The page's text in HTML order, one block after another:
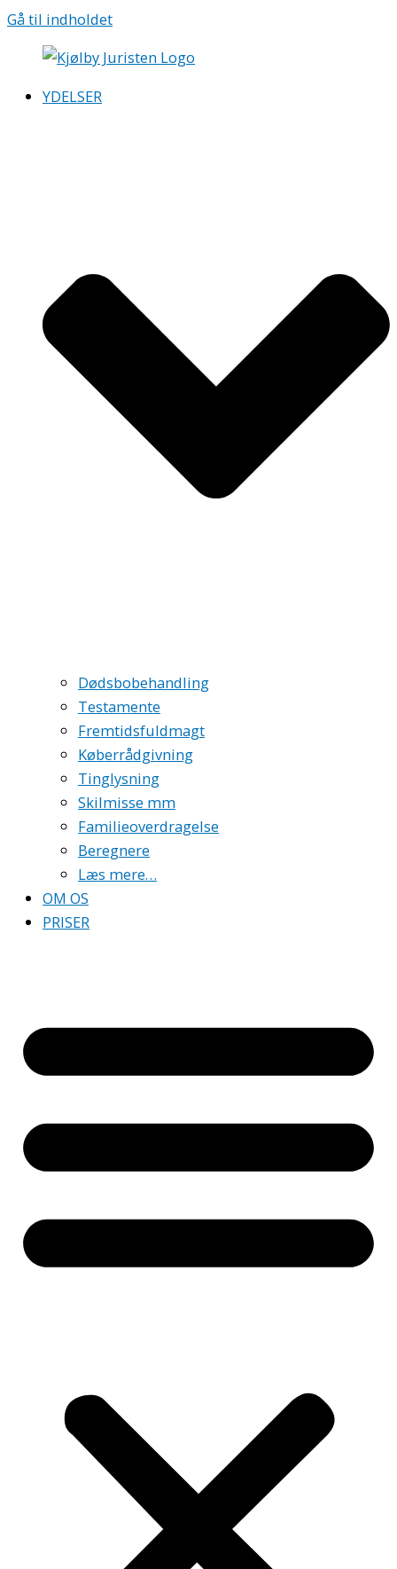
Gå til indholdet
YDELSER
Dødsbobehandling
Testamente
Fremtidsfuldmagt
Køberrådgivning
Tinglysning
Skilmisse mm
Familieoverdragelse
Beregnere
Læs mere…
OM OS
PRISER